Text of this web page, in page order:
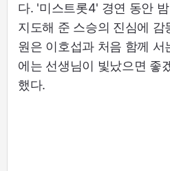
다. '미스트롯4' 경연 동안
지도해 준 스승의 진심에 감
원은 이호섭과 처음 함께
에는 선생님이 빛났으면 좋
했다.